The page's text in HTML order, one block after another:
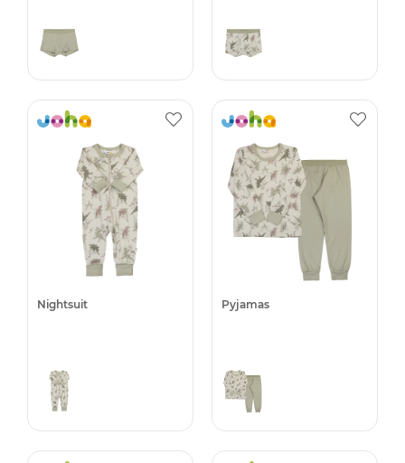
Nightsuit Pyjamas